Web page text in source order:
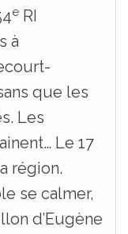
e RI
à
que les
Les
Le 17
région.
se calmer,
d’Eugène